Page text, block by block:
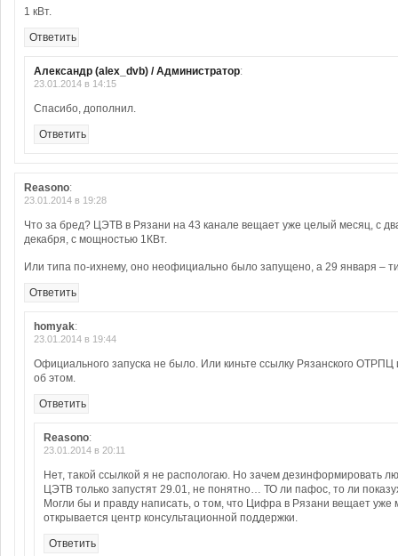
1 кВт.
Ответить
Александр (alex_dvb) / Администратор:
23.01.2014 в 14:15
Спасибо, дополнил.
Ответить
Reasono:
23.01.2014 в 19:28
Что за бред? ЦЭТВ в Рязани на 43 канале вещает уже целый месяц, с
декабря, с мощностью 1КВт.
Или типа по-ихнему, оно неофициально было запущено, а 29 января –
Ответить
homyak:
23.01.2014 в 19:44
Официального запуска не было. Или киньте ссылку Рязанского
об этом.
Ответить
Reasono:
23.01.2014 в 20:11
Нет, такой ссылкой я не распологаю. Но зачем дезинформировать
ЦЭТВ только запустят 29.01, не понятно… ТО ли пафос, то ли
Могли бы и правду написать, о том, что Цифра в Рязани вещает уже
открывается центр консультационной поддержки.
Ответить